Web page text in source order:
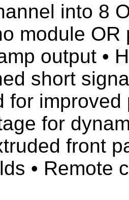
Features •
to fit a
compatible
the signal
•
bipolar
aluminium
stray